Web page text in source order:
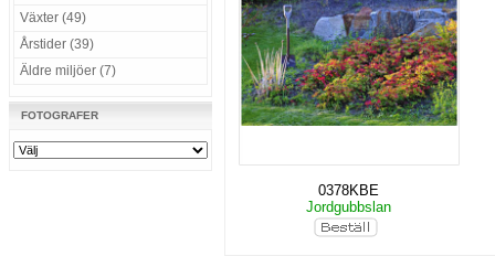
Växter (49)
Årstider (39)
Äldre miljöer (7)
FOTOGRAFER
0378KBE
Jordgubbslan